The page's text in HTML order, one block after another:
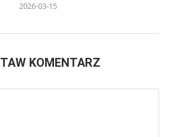
2026-03-15
KOMENTARZ